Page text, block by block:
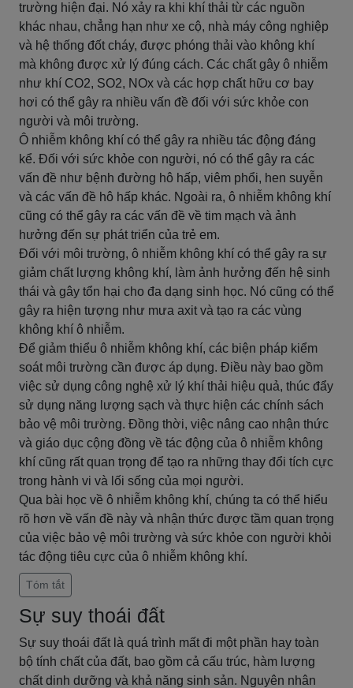
trường hiện đại. Nó xảy ra khi khí thải từ các nguồn
khác nhau, chẳng hạn như xe cộ, nhà máy công nghiệp
và hệ thống đốt cháy, được phóng thải vào không khí
mà không được xử lý đúng cách. Các chất gây ô nhiễm
như khí CO2, SO2, NOx và các hợp chất hữu cơ bay
hơi có thể gây ra nhiều vấn đề đối với sức khỏe con
người và môi trường.
Ô nhiễm không khí có thể gây ra nhiều tác động đáng
kể. Đối với sức khỏe con người, nó có thể gây ra các
vấn đề như bệnh đường hô hấp, viêm phổi, hen suyễn
và các vấn đề hô hấp khác. Ngoài ra, ô nhiễm không khí
cũng có thể gây ra các vấn đề về tim mạch và ảnh
hưởng đến sự phát triển của trẻ em.
Đối với môi trường, ô nhiễm không khí có thể gây ra sự
giảm chất lượng không khí, làm ảnh hưởng đến hệ sinh
thái và gây tổn hại cho đa dạng sinh học. Nó cũng có thể
gây ra hiện tượng như mưa axit và tạo ra các vùng
không khí ô nhiễm.
Để giảm thiểu ô nhiễm không khí, các biện pháp kiểm
soát môi trường cần được áp dụng. Điều này bao gồm
việc sử dụng công nghệ xử lý khí thải hiệu quả, thúc đẩy
sử dụng năng lượng sạch và thực hiện các chính sách
bảo vệ môi trường. Đồng thời, việc nâng cao nhận thức
và giáo dục cộng đồng về tác động của ô nhiễm không
khí cũng rất quan trọng để tạo ra những thay đổi tích cực
trong hành vi và lối sống của mọi người.
Qua bài học về ô nhiễm không khí, chúng ta có thể hiểu
rõ hơn về vấn đề này và nhận thức được tầm quan trọng
của việc bảo vệ môi trường và sức khỏe con người khỏi
tác động tiêu cực của ô nhiễm không khí.
Tóm tắt
Sự suy thoái đất
Sự suy thoái đất là quá trình mất đi một phần hay toàn
bộ tính chất của đất, bao gồm cả cấu trúc, hàm lượng
chất dinh dưỡng và khả năng sinh sản. Nguyên nhân